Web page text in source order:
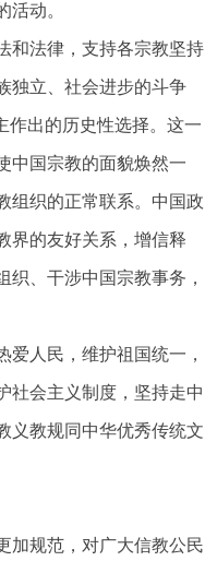
动。
和法律，支持各宗教坚持
独立、社会进步的斗争
作出的历史性选择。这一
中国宗教的面貌焕然一
组织的正常联系。中国政
界的友好关系，增信释
、干涉中国宗教事务，
人民，维护祖国统一，
社会主义制度，坚持走中
义教规同中华优秀传统文
加规范，对广大信教公民